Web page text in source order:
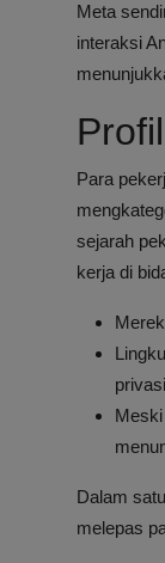
Meta
interaksi
Para
sejarah
kerja di
Dalam
melepas